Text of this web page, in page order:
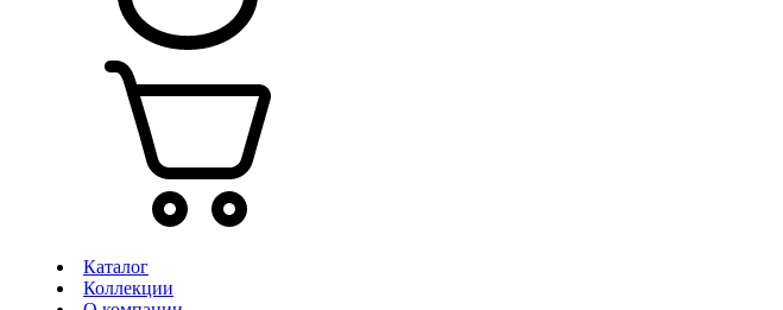
Каталог
Коллекции